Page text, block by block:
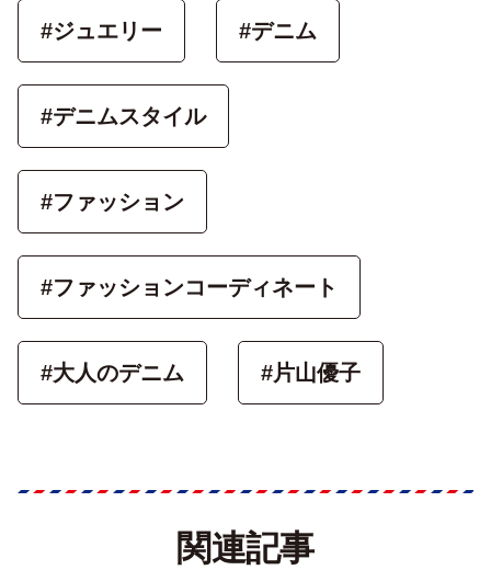
#ジュエリー #デニム
#デニムスタイル
#ファッション
#ファッションコーディネート
#大人のデニム #片山優子
関連記事